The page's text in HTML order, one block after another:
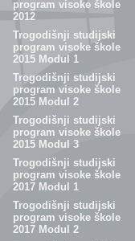
program visoke škole
2012
Trogodišnji studijski
program visoke škole
2015 Modul 1
Trogodišnji studijski
program visoke škole
2015 Modul 2
Trogodišnji studijski
program visoke škole
2015 Modul 3
Trogodišnji studijski
program visoke škole
2017 Modul 1
Trogodišnji studijski
program visoke škole
2017 Modul 2